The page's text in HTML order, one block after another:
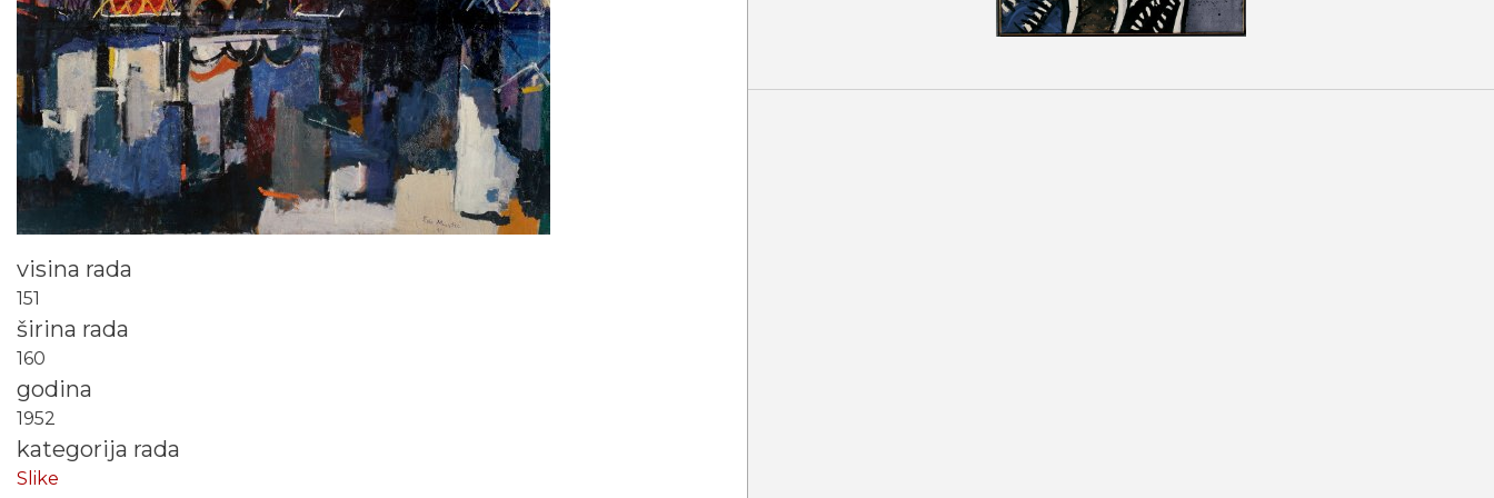
visina rada
151
širina rada
160
godina
1952
kategorija rada
Slike